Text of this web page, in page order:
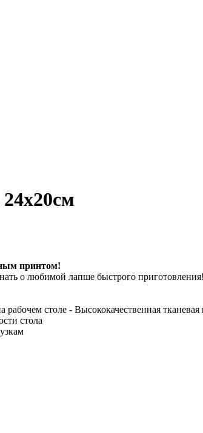
принтом!
о любимой лапше быстрого
столе - Высококачественная
стола